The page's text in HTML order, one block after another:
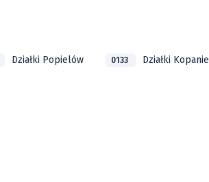
Działki Popielów 0133 Działki Kopanie